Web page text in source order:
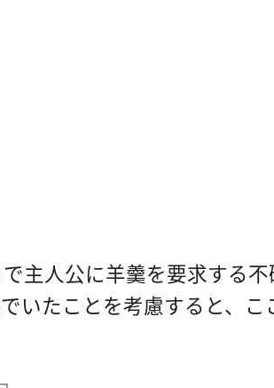
主人公に羊羹を要求する
いたことを考慮すると、